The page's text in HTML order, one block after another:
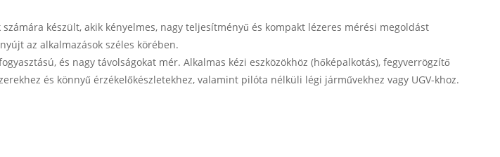
készült, akik kényelmes, nagy teljesítményű és kompakt lézeres mérési megoldást
az alkalmazások széles körében.
és nagy távolságokat mér. Alkalmas kézi eszközökhöz (hőképalkotás), fegyverrögzítő
és könnyű érzékelőkészletekhez, valamint pilóta nélküli légi járművekhez vagy UGV-khoz.